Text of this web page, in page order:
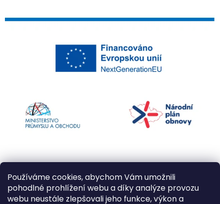
Používáme cookies, abychom Vám umožnili
pohodlné prohlížení webu a díky analýze provozu
webu neustále zlepšovali jeho funkce, výkon a